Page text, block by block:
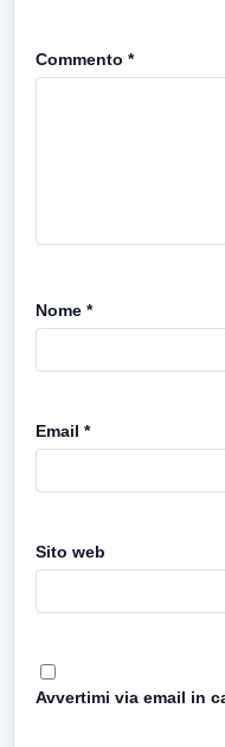
Commento *
Nome *
Email *
Sito web
Avvertimi via email in